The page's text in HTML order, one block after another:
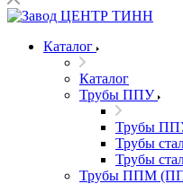
Каталог
Каталог
Трубы ППУ
Трубы
Трубы
Трубы
Трубы ППМ